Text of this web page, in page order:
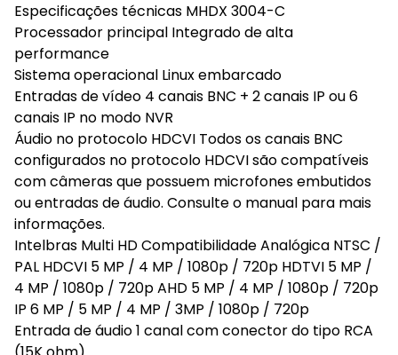
Especificações técnicas MHDX 3004-C
Processador principal Integrado de alta
performance
Sistema operacional Linux embarcado
Entradas de vídeo 4 canais BNC + 2 canais IP ou 6
canais IP no modo NVR
Áudio no protocolo HDCVI Todos os canais BNC
configurados no protocolo HDCVI são compatíveis
com câmeras que possuem microfones embutidos
ou entradas de áudio. Consulte o manual para mais
informações.
Intelbras Multi HD Compatibilidade Analógica NTSC /
PAL HDCVI 5 MP / 4 MP / 1080p / 720p HDTVI 5 MP /
4 MP / 1080p / 720p AHD 5 MP / 4 MP / 1080p / 720p
IP 6 MP / 5 MP / 4 MP / 3MP / 1080p / 720p
Entrada de áudio 1 canal com conector do tipo RCA